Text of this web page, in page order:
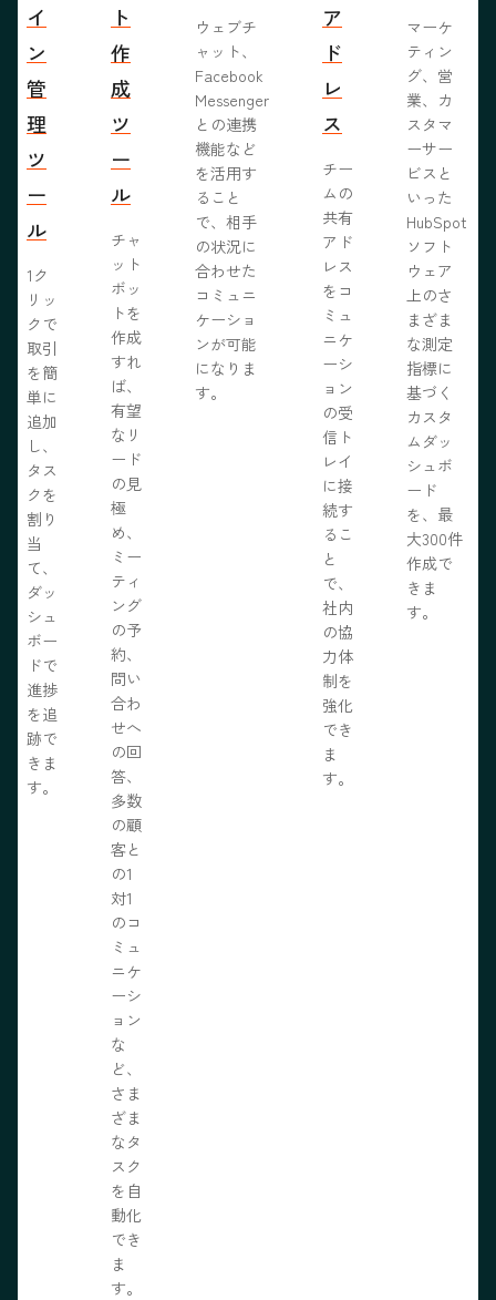
イ
ン
管
理
ツ
ー
ル
1ク
リッ
クで
取引
を簡
単に
追加
し、
タス
クを
割り
当
て、
ダッ
シュ
ボー
ドで
進捗
を追
跡で
きま
す。
ト
作
成
ツ
ー
ル
チャ
ット
ボッ
トを
作成
すれ
ば、
有望
なリ
ード
の見
極
め、
ミー
ティ
ング
の予
約、
問い
合わ
せへ
の回
答、
多数
の顧
客と
の1
対1
のコ
ミュ
ニケ
ーシ
ョン
な
ど、
さま
ざま
なタ
スク
を自
動化
でき
ま
す。
ウェブチ
ャット、
Facebook
Messenger
との連携
機能など
を活用す
ること
で、相手
の状況に
合わせた
コミュニ
ケーショ
ンが可能
になりま
す。
ア
ド
レ
ス
チー
ムの
共有
アド
レス
をコ
ミュ
ニケ
ーシ
ョン
の受
信ト
レイ
に接
続す
るこ
と
で、
社内
の協
力体
制を
強化
でき
ま
す。
マーケ
ティン
グ、営
業、カ
スタマ
ーサー
ビスと
いった
HubSpot
ソフト
ウェア
上のさ
まざま
な測定
指標に
基づく
カスタ
ムダッ
シュボ
ード
を、最
大300件
作成で
きま
す。